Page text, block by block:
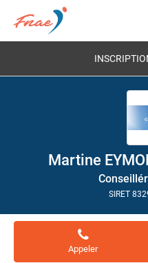
Martine
SIRET
Appeler